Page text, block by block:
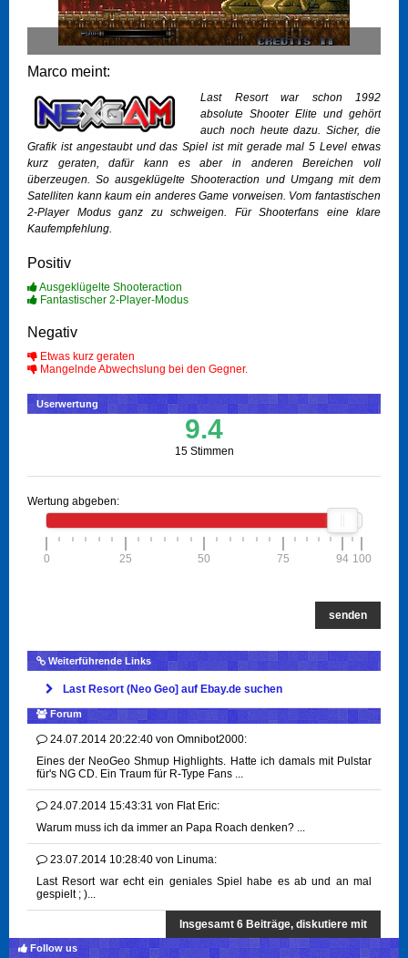
Marco meint:
Last Resort war schon 1992
absolute Shooter Elite und gehört
auch noch heute dazu. Sicher, die
Grafik ist angestaubt und das Spiel ist mit gerade mal 5 Level etwas
kurz geraten, dafür kann es aber in anderen Bereichen voll
überzeugen. So ausgeklügelte Shooteraction und Umgang mit dem
Satelliten kann kaum ein anderes Game vorweisen. Vom fantastischen
2-Player Modus ganz zu schweigen. Für Shooterfans eine klare
Kaufempfehlung.
Positiv
Ausgeklügelte Shooteraction
Fantastischer 2-Player-Modus
Negativ
Etwas kurz geraten
Mangelnde Abwechslung bei den Gegner.
Userwertung
9.4
15 Stimmen
Wertung abgeben:
0 25 50 75 94 100
senden
Weiterführende Links
Last Resort (Neo Geo] auf Ebay.de suchen
Forum
24.07.2014 20:22:40 von Omnibot2000:
Eines der NeoGeo Shmup Highlights. Hatte ich damals mit Pulstar
für's NG CD. Ein Traum für R-Type Fans ...
24.07.2014 15:43:31 von Flat Eric:
Warum muss ich da immer an Papa Roach denken? ...
23.07.2014 10:28:40 von Linuma:
Last Resort war echt ein geniales Spiel habe es ab und an mal
gespielt ; )...
Insgesamt 6 Beiträge, diskutiere mit
Follow us